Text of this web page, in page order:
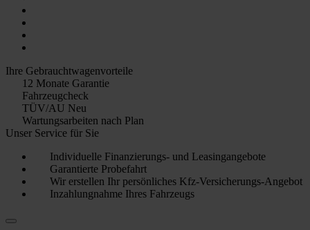
Ihre Gebrauchtwagenvorteile
12 Monate Garantie
Fahrzeugcheck
TÜV/AU Neu
Wartungsarbeiten nach Plan
Unser Service für Sie
Individuelle Finanzierungs- und Leasingangebote
Garantierte Probefahrt
Wir erstellen Ihr persönliches Kfz-Versicherungs-Angebot
Inzahlungnahme Ihres Fahrzeugs